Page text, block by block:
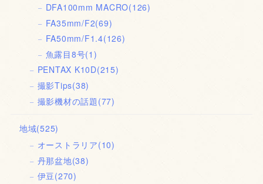
DFA100mm MACRO(126)
FA35mm/F2(69)
FA50mm/F1.4(126)
魚露目8号(1)
PENTAX K10D(215)
撮影Tips(38)
撮影機材の話題 (77)
地域(525)
オーストラリア(10)
丹那盆地(38)
伊豆(270)